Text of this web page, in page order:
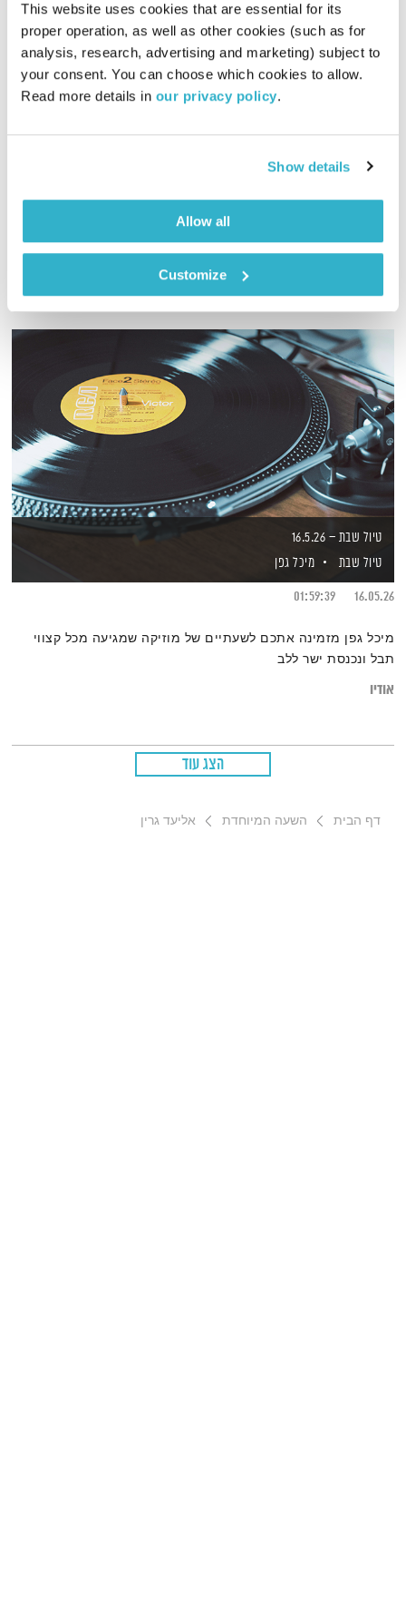
This website uses cookies that are essential for its
proper operation, as well as other cookies (such as for
analysis, research, advertising and marketing) subject to
your consent. You can choose which cookies to allow.
Read more details in our privacy policy.
Show details
Allow all
Customize
התעוררות – 25.2.21
גליה גלעדי
גליה גלעדי מזמינה אתכם להתעורר יחדיו בכל בוקר, עם מוזיקה
טיול שבת – 16.5.26
טיול שבת
מיכל גפן
16.05.26
01:59:39
מיכל גפן מזמינה אתכם לשעתיים של מוזיקה שמגיעה מכל קצווי
תבל ונכנסת ישר ללב
אודיו
הצג עוד
דף הבית השעה המיוחדת אליעד גרין